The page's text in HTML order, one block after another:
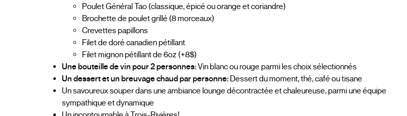
Poulet Général Tao (classique, épicé ou orange et coriandre)
Brochette de poulet grillé (8 morceaux)
Crevettes papillons
Filet de doré canadien pétillant
Filet mignon pétillant de 6oz (+8$)
Une bouteille de vin pour 2 personnes:Vin blanc ou rouge parmi les choix sélectionnés
Un dessert et un breuvage chaud par personne: Dessert du moment, thé, café ou tisane
Un savoureux souper dans une ambiance lounge décontractée et chaleureuse, parmi une équipe
sympathique et dynamique